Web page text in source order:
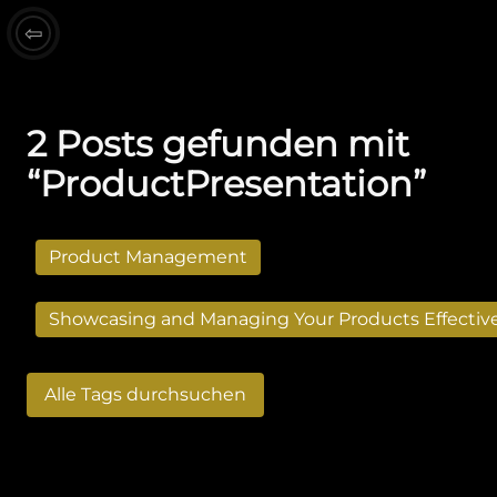
⇦
2 Posts gefunden mit
“ProductPresentation”
Product Management
Showcasing and Managing Your Products
Alle Tags durchsuchen